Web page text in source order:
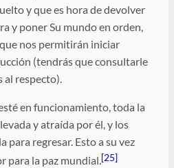
y que es hora de devolver
y poner Su mundo en orden,
nos permitirán iniciar
(tendrás que consultarle
al respecto).
en funcionamiento, toda la
y atraída por él, y los
para regresar. Esto a su vez
para la paz mundial.[25]